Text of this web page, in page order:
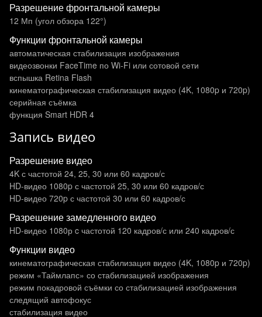
Разрешение фронтальной камеры
12 Мп (угол обзора 122°)
Функции фронтальной камеры
автоматическая стабилизация изображения
видеозвонки FaceTime по Wi‑Fi или сотовой сети
вспышка Retina Flash
кинематографическая стабилизация видео (4K, 1080p и 720p)
серийная съёмка
функция Smart HDR 4
Запись видео
Разрешение видео
4K с частотой 24, 25, 30 или 60 кадров/ с
HD-видео 1080p с частотой 25, 30 или 60 кадров/ с
HD-видео 720p с частотой 30 или 60 кадров/ с
Разрешение замедленного видео
HD-видео 1080р c частотой 120 кадров/ с или 240 кадров/ с
Функции видео
кинематографическая стабилизация видео (4K, 1080p и 720p)
режим «Таймлапс» со стабилизацией изображения
режим покадровой съёмки со стабилизацией изображения
следящий автофокус
стабилизация видео